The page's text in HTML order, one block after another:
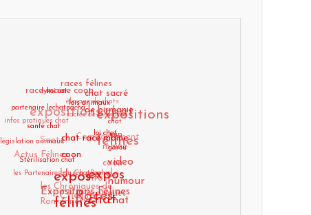
lykoi cat
lois animaux
chat sacré
de birmanie
races félines
race maine coon
partenaire lechatpacha
santé chat
chat race maine
coon
loi chat
chat
loup
garou
expositions
félines
élevage de chats
sacrés de birmanie
expositions
chat
infos pratiques chat
législation animaux
Stérilisation chat
expos félines
expos
chat
video
humour
chat
maine
coon
Comportement
Santé
Actus Félines
les Partenaires du ChatPacha
Expositions Félines
Races
Infos
pratiques
Humour de
Chat
les Chroniques de
Ronronnette